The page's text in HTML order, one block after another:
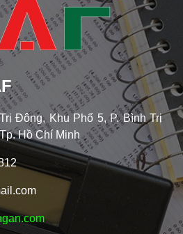
Đông, Khu Phố 5, P. Bình Trị
Hồ Chí Minh